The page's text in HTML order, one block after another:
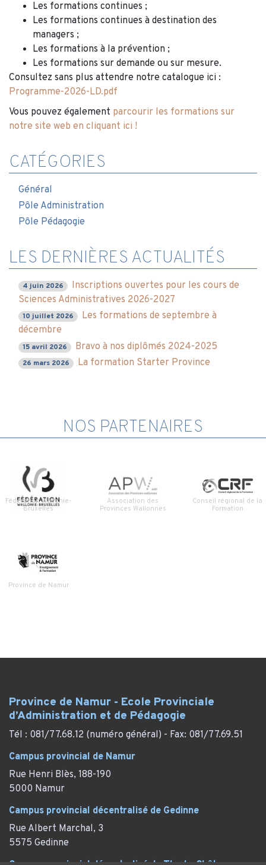
Les formations continues ;
Les formations continues à destination des
managers ;
Les formations à la prévention ;
Les formations sur demande ou sur mesure.
Consultez sans plus attendre notre catalogue ici :
Programme-2026-LD.pdf
Vous pouvez également parcourir les formations sur
notre site web en cliquant ici !
CATÉGORIES
Général
Pôle Administration
Pôle Pédagogie
LES DERNIÈRES ACTUALITÉS
4 juin 2026
Inscriptions ouvertes pour les cours de
Sciences Administratives 2026-2027
10 juillet 2026
Les formations de septembre à
décembre
15 avril 2026 Bravo à nos diplômés 2024-2025
26 mars 2026 La formation Starter Province
NOS PARTENAIRES
Fédération Wallonie-
Bruxelles
Association des
Provinces Wallonnes
Conseil régional de la
Formation
Province de Namur
Province de Namur - Ecole Provinciale
d’Administration et de Pédagogie
Tél : 081/77.68.12 (numéro général) - Fax: 081/77.69.51
Campus provincial de Namur
Rue Henri Blès, 188-190
5000 Namur
Campus provincial décentralisé de Gedinne
Rue Albert Marchal, 3
5575 Gedinne